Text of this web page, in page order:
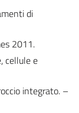
di
2011.
cellule e
integrato. –